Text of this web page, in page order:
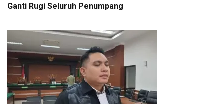
Ganti Rugi Seluruh Penumpang